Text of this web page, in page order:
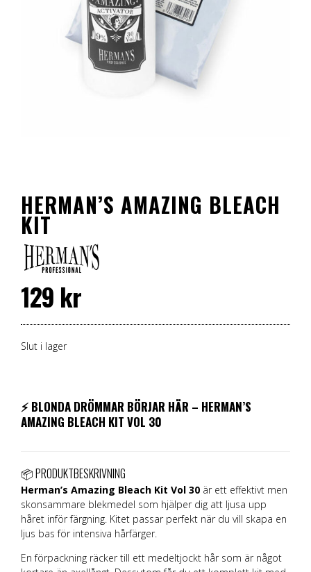
HERMAN’S AMAZING BLEACH
KIT
129 kr
Slut i lager
⚡ BLONDA DRÖMMAR BÖRJAR HÄR – HERMAN’S
AMAZING BLEACH KIT VOL 30
📦 PRODUKTBESKRIVNING
Herman’s Amazing Bleach Kit Vol 30 är ett effektivt men
skonsammare blekmedel som hjälper dig att ljusa upp
håret inför färgning. Kitet passar perfekt när du vill skapa en
ljus bas för intensiva hårfärger.
En förpackning räcker till ett medeltjockt hår som är något